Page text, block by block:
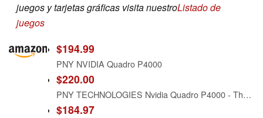
juegos y tarjetas gráficas visita nuestroListado de
juegos
$194.99
PNY NVIDIA Quadro P4000
$220.00
PNY TECHNOLOGIES Nvidia Quadro P4000 - The World'S Most Powerful Single Slot Professional Graphics Card (VCQP4000-BLK)
$184.97